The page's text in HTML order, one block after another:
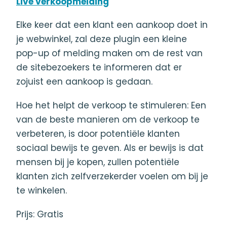
Elke keer dat een klant een aankoop doet in
je webwinkel, zal deze plugin een kleine
pop-up of melding maken om de rest van
de sitebezoekers te informeren dat er
zojuist een aankoop is gedaan.
Hoe het helpt de verkoop te stimuleren: Een
van de beste manieren om de verkoop te
verbeteren, is door potentiële klanten
sociaal bewijs te geven. Als er bewijs is dat
mensen bij je kopen, zullen potentiële
klanten zich zelfverzekerder voelen om bij je
te winkelen.
Prijs: Gratis